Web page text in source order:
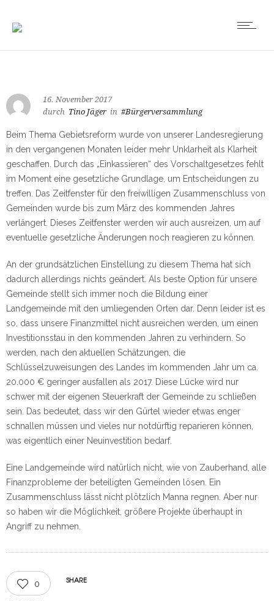
16. November 2017
durch Tino Jäger in #Bürgerversammlung
Beim Thema Gebietsreform wurde von unserer Landesregierung
in den vergangenen Monaten leider mehr Unklarheit als Klarheit
geschaffen. Durch das „Einkassieren“ des Vorschaltgesetzes fehlt
im Moment eine gesetzliche Grundlage, um Entscheidungen zu
treffen. Das Zeitfenster für den freiwilligen Zusammenschluss von
Gemeinden wurde bis zum März des kommenden Jahres
verlängert. Dieses Zeitfenster werden wir auch ausreizen, um auf
eventuelle gesetzliche Änderungen noch reagieren zu können.
An der grundsätzlichen Einstellung zu diesem Thema hat sich
dadurch allerdings nichts geändert. Als beste Option für unsere
Gemeinde stellt sich immer noch die Bildung einer
Landgemeinde mit den umliegenden Orten dar. Denn leider ist es
so, dass unsere Finanzmittel nicht ausreichen werden, um einen
Investitionsstau in den kommenden Jahren zu verhindern. So
werden, nach den aktuellen Schätzungen, die
Schlüsselzuweisungen des Landes im kommenden Jahr um ca.
20.000 € geringer ausfallen als 2017. Diese Lücke wird nur
schwer mit der eigenen Steuerkraft der Gemeinde zu schließen
sein. Das bedeutet, dass wir den Gürtel wieder etwas enger
schnallen müssen und vieles nur notdürftig reparieren können,
was eigentlich einer Neuinvestition bedarf.
Eine Landgemeinde wird natürlich nicht, wie von Zauberhand, alle
Finanzprobleme der beteiligten Gemeinden lösen. Ein
Zusammenschluss lässt nicht plötzlich Manna regnen. Aber nur
so haben wir die Möglichkeit, größere Projekte überhaupt in
Angriff zu nehmen.
0 SHARE